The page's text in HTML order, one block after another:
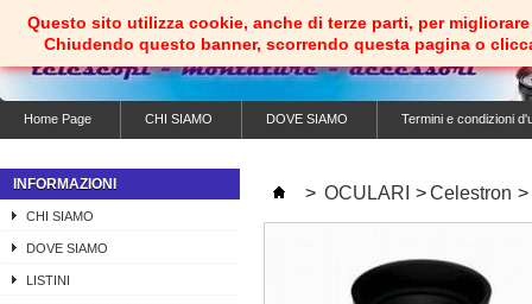
Home Page CHI SIAMO DOVE SIAMO Termini e condizioni
INFORMAZIONI
CHI SIAMO
DOVE SIAMO
LISTINI
> OCULARI >Celestron >
Questo sito utilizza cookie, anche di terze parti, per
Chiudendo questo banner, scorrendo questa pagina o